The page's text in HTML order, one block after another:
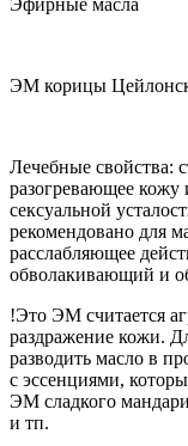
Эфирные масла
ЭМ корицы
Лечебные свойства:
разогревающее
сексуальной
рекомендовано для
расслабляющее
обволакивающий и
!Это ЭМ считается
раздражение кожи.
разводить масло в
с эссенциями,
ЭМ сладкого
и тп.